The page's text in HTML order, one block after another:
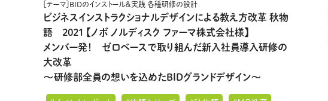
［テーマ］BIDのインストール＆実践 各種研修の設計
ビジネスインストラクショナルデザインによる教え方改革 秋物
語 2021 【ノボ ノルディスク ファーマ株式会社様】
メンバー発！ ゼロベースで取り組んだ新入社員導入研修の
大改革
～研修部全員の想いを込めたBIDグランドデザイン～